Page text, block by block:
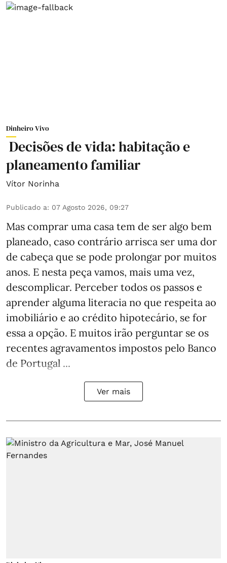
Dinheiro Vivo
Decisões de vida: habitação e
planeamento familiar
Vítor Norinha
Publicado a: 07 Agosto 2026, 09:27
Mas comprar uma casa tem de ser algo bem
planeado, caso contrário arrisca ser uma dor
de cabeça que se pode prolongar por muitos
anos. E nesta peça vamos, mais uma vez,
descomplicar. Perceber todos os passos e
aprender alguma literacia no que respeita ao
imobiliário e ao crédito hipotecário, se for
essa a opção. E muitos irão perguntar se os
recentes agravamentos impostos pelo Banco
de Portugal ...
Ver mais